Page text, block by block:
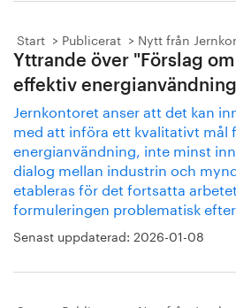
Start Publicerat Nytt från
Yttrande över "Förslag
effektiv
Jernkontoret anser att det kan
med att införa ett kvalitativt mål
energianvändning, inte minst
dialog mellan industrin och
etableras för det fortsatta
formuleringen problematisk
Senast uppdaterad: 2026-01-08